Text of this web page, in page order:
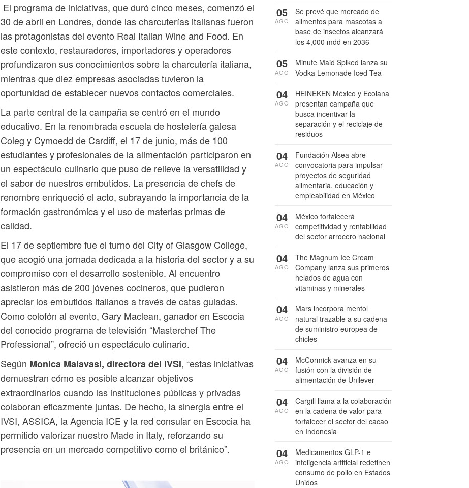
El programa de iniciativas, que duró cinco meses, comenzó el
30 de abril en Londres, donde las charcuterías italianas fueron
las protagonistas del evento Real Italian Wine and Food. En
este contexto, restauradores, importadores y operadores
profundizaron sus conocimientos sobre la charcutería italiana,
mientras que diez empresas asociadas tuvieron la
oportunidad de establecer nuevos contactos comerciales.
La parte central de la campaña se centró en el mundo
educativo. En la renombrada escuela de hostelería galesa
Coleg y Cymoedd de Cardiff, el 17 de junio, más de 100
estudiantes y profesionales de la alimentación participaron en
un espectáculo culinario que puso de relieve la versatilidad y
el sabor de nuestros embutidos. La presencia de chefs de
renombre enriqueció el acto, subrayando la importancia de la
formación gastronómica y el uso de materias primas de
calidad.
El 17 de septiembre fue el turno del City of Glasgow College,
que acogió una jornada dedicada a la historia del sector y a su
compromiso con el desarrollo sostenible. Al encuentro
asistieron más de 200 jóvenes cocineros, que pudieron
apreciar los embutidos italianos a través de catas guiadas.
Como colofón al evento, Gary Maclean, ganador en Escocia
del conocido programa de televisión “Masterchef The
Professional”, ofreció un espectáculo culinario.
Según Monica Malavasi, directora del IVSI, “estas iniciativas
demuestran cómo es posible alcanzar objetivos
extraordinarios cuando las instituciones públicas y privadas
colaboran eficazmente juntas. De hecho, la sinergia entre el
IVSI, ASSICA, la Agencia ICE y la red consular en Escocia ha
permitido valorizar nuestro Made in Italy, reforzando su
presencia en un mercado competitivo como el británico”.
Se prevé que mercado de
alimentos para mascotas a
base de insectos alcanzará
los 4,000 mdd en 2036
05
AGO
Minute Maid Spiked lanza su
Vodka Lemonade Iced Tea
05
AGO
HEINEKEN México y Ecolana
presentan campaña que
busca incentivar la
separación y el reciclaje de
residuos
04
AGO
Fundación Alsea abre
convocatoria para impulsar
proyectos de seguridad
alimentaria, educación y
empleabilidad en México
04
AGO
México fortalecerá
competitividad y rentabilidad
del sector arrocero nacional
04
AGO
The Magnum Ice Cream
Company lanza sus primeros
helados de agua con
vitaminas y minerales
04
AGO
Mars incorpora mentol
natural trazable a su cadena
de suministro europea de
chicles
04
AGO
McCormick avanza en su
fusión con la división de
alimentación de Unilever
04
AGO
Cargill llama a la colaboración
en la cadena de valor para
fortalecer el sector del cacao
en Indonesia
04
AGO
Medicamentos GLP-1 e
inteligencia artificial redefinen
consumo de pollo en Estados
Unidos
04
AGO